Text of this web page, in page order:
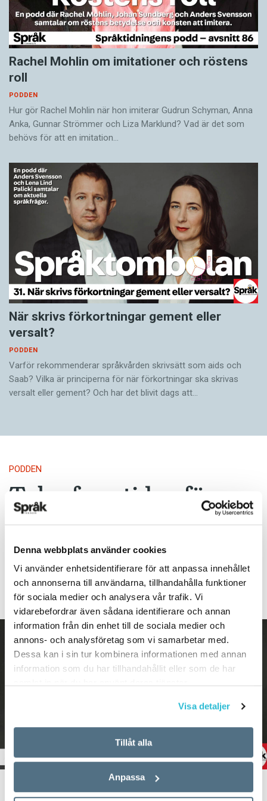
Denna webbplats använder cookies
Vi använder enhetsidentifierare för att anpassa innehållet
och annonserna till användarna, tillhandahålla funktioner
för sociala medier och analysera vår trafik. Vi
vidarebefordrar även sådana identifierare och annan
information från din enhet till de sociala medier och
annons- och analysföretag som vi samarbetar med.
Dessa kan i sin tur kombinera informationen med annan
information som du har tillhandahållit eller som de har
Visa detaljer
Tillåt alla
Anpassa
Rachel Mohlin om imitationer och röstens
roll
PODDEN
Hur gör Rachel Mohlin när hon imiterar Gudrun Schyman, Anna
Anka, Gunnar Strömmer och Liza Marklund? Vad är det som
behövs för att en imitation…
När skrivs förkortningar gement eller
versalt?
PODDEN
Varför rekommenderar språkvården skrivsätt som aids och
Saab? Vilka är principerna för när förkortningar ska skrivas
versalt eller gement? Och har det blivit dags att…
PODDEN
Talar framtiden för
skärde och bärde?
Är skärde på väg att bli vanligt och
accepterat? Och finns det fler starka
verb som oftare får svag böjning?
TEXT:ANDERS SVENSSON